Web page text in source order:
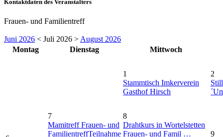
Kontaktdaten des Veranstalters
Frauen- und Familientreff
Juni 2026 < Juli 2026 > August 2026
Montag
Dienstag Mittwoch
1
Stammtisch Imkerverein
Gasthof Hirsch
2
7
Mamitreff Frauen- und
FamilientreffTeilnahme
8
Drahtkurs in Wortelstetten
Frauen- und Famil …
9